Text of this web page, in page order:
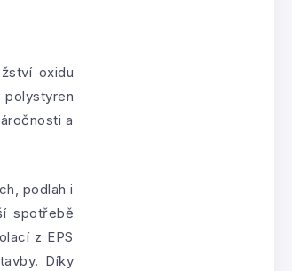
oxidu
polystyren
a
podlah i
spotřebě
z EPS
Díky